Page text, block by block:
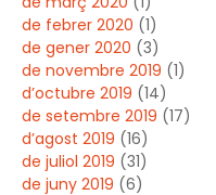
de febrer 2020 (1)
de gener 2020 (3)
de novembre 2019 (1)
d’octubre 2019 (14)
de setembre 2019 (17)
d’agost 2019 (16)
de juliol 2019 (31)
de juny 2019 (6)